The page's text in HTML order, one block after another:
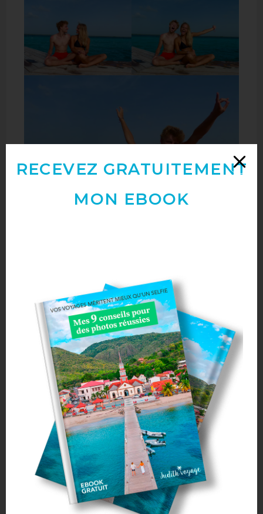
. Les locaux sont vraiment d’unegrande gentillesse
accueillants.
Souvent, pour le prix d’unesimple boisson au bar, ils vous
profiter toute l’après-midide leurs installations pour se baigner
prendre le soleil. 🏖
De plus, nous avons aimé le fait qu’il s’agissent de petits
restaurants typiqueset non pas de gros complexes hôteliers.
Les personnes qui ont lu cet article ont
aussi lu : 6 activités à faire à Mexico City
Il est aussi possible d’accéder au lagon par le« Balneario
Municipal »
qui possède un joli ponton en bois.
RECEVEZ GRATUITEMENT
MON EBOOK